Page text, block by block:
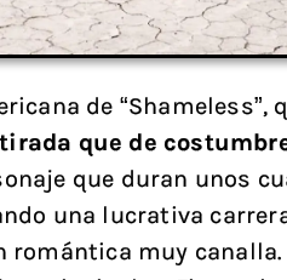
de “Shameless”,
que de
que duran unos
una lucrativa
romántica muy canalla.